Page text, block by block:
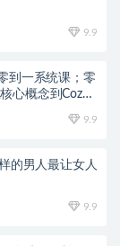
9.9
到一系统课；零
心概念到Coze
9.9
的男人最让女人
9.9